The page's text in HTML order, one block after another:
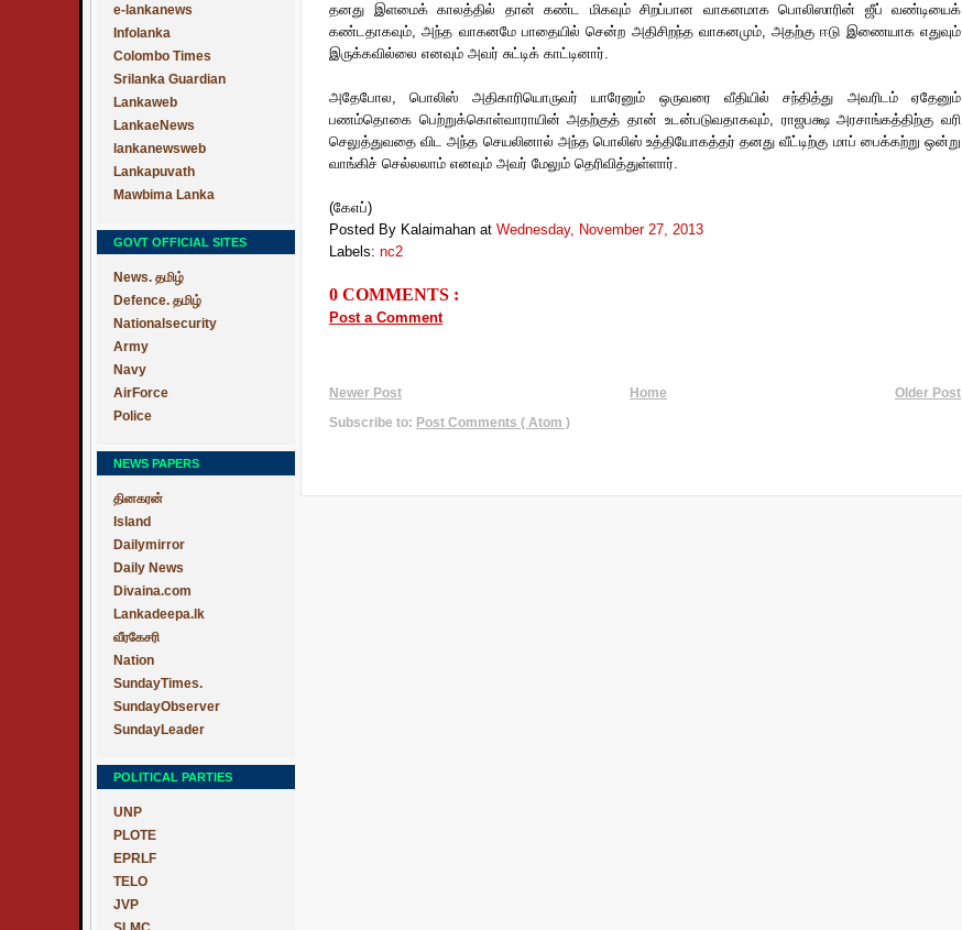
e-lankanews
Infolanka
Colombo Times
Srilanka Guardian
Lankaweb
LankaeNews
lankanewsweb
Lankapuvath
Mawbima Lanka
GOVT OFFICIAL SITES
News. தமிழ்
Defence. தமிழ்
Nationalsecurity
Army
Navy
AirForce
Police
NEWS PAPERS
தினகரன்
Island
Dailymirror
Daily News
Divaina.com
Lankadeepa.lk
வீரகேசரி
Nation
SundayTimes.
SundayObserver
SundayLeader
POLITICAL PARTIES
UNP
PLOTE
EPRLF
TELO
JVP
தனது இளமைக் காலத்தில் தான் கண்ட மிகவும் சிறப்பான வாகனமாக பொலிஸாரின் ஜீப் வண்டியைக்
கண்டதாகவும், அந்த வாகனமே பாதையில் சென்ற அதிசிறந்த வாகனமும், அதற்கு ஈடு இணையாக எதுவும்
இருக்கவில்லை எனவும் அவர் சுட்டிக் காட்டினார்.
அதேபோல, பொலிஸ் அதிகாரியொருவர் யாரேனும் ஒருவரை வீதியில் சந்தித்து அவரிடம் ஏதேனும்
பணம்தொகை பெற்றுக்கொள்வாராயின் அதற்குத் தான் உடன்படுவதாகவும், ராஜபக்ஷ அரசாங்கத்திற்கு வரி
செலுத்துவதை விட அந்த செயலினால் அந்த பொலிஸ் உத்தியோகத்தர் தனது வீட்டிற்கு மாப் பைக்கற்று ஒன்று
வாங்கிச் செல்லலாம் எனவும் அவர் மேலும் தெரிவித்துள்ளார்.
(கேஎப்)
Posted By Kalaimahan at Wednesday, November 27, 2013
Labels: nc2
0 COMMENTS :
Post a Comment
Newer Post Older Post
Home
Subscribe to: Post Comments ( Atom )